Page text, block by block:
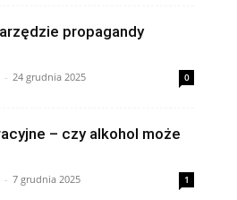
propagandy
- 24 grudnia 2025 0
– czy alkohol może
- 7 grudnia 2025 1